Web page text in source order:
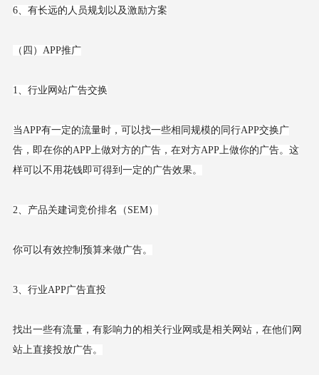
6、有长远的人员规划以及激励方案
（四）APP推广
1、行业网站广告交换
当APP有一定的流量时，可以找一些相同规模的同行APP交换广
告，即在你的APP上做对方的广告，在对方APP上做你的广告。这
样可以不用花钱即可得到一定的广告效果。
2、产品关建词竞价排名（SEM）
你可以有效控制预算来做广告。
3、行业APP广告直投
找出一些有流量，有影响力的相关行业网或是相关网站，在他们网
站上直接投放广告。